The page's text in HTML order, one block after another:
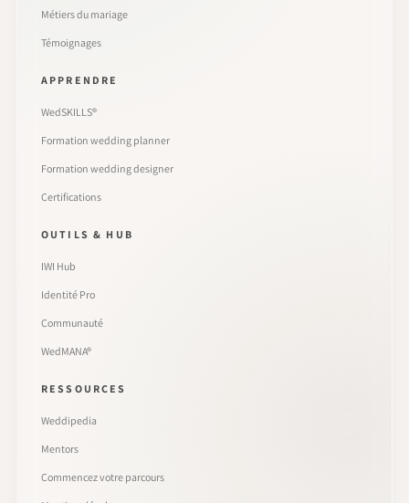
Métiers du mariage
Témoignages
APPRENDRE
WedSKILLS®
Formation wedding planner
Formation wedding designer
Certifications
OUTILS & HUB
IWI Hub
Identité Pro
Communauté
WedMANA®
RESSOURCES
Weddipedia
Mentors
Commencez votre parcours